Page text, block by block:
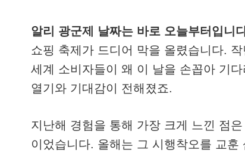
알리 광군제 날짜는 바로 오늘부터입니
쇼핑 축제가 드디어 막을 올렸습니다.
세계 소비자들이 왜 이 날을 손꼽아 기
열기와 기대감이 전해졌죠.
지난해 경험을 통해 가장 크게 느낀 점은
이었습니다. 올해는 그 시행착오를 교